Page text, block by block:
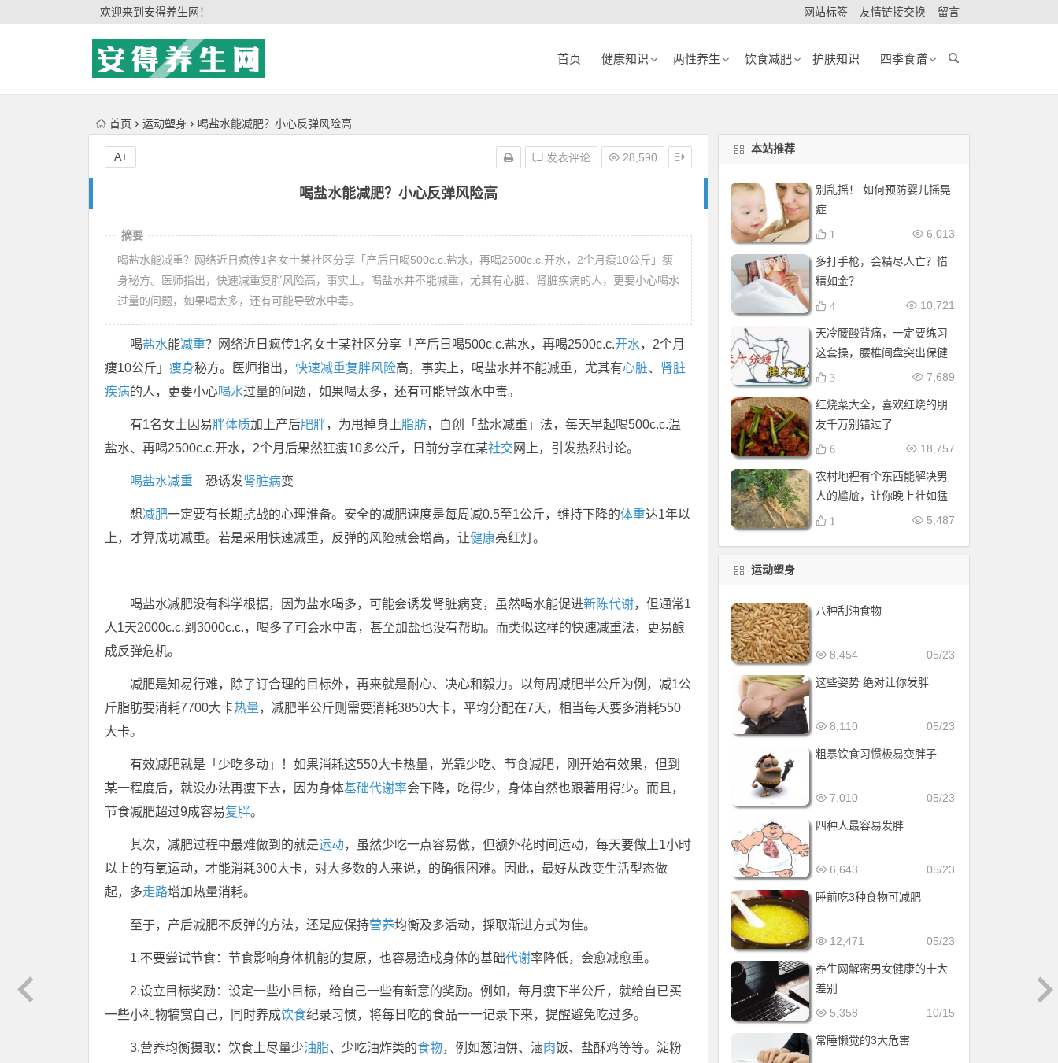
欢迎来到安得养生网！ 网站标签 友情链接交换 留言
首页 健康知识 两性养生 饮食减肥 护肤知识 四季食谱
首页 运动塑身 喝盐水能减肥？小心反弹风险高
喝盐水能减肥？小心反弹风险高
发表评论 28,590
A+
摘要
喝盐水能减重？网络近日疯传1名女士某社区分享「产后日喝500c.c.盐水，再喝2500c.c.开水，2个月瘦10公斤」瘦
身秘方。医师指出，快速减重复胖风险高，事实上，喝盐水并不能减重，尤其有心脏、肾脏疾病的人，更要小心喝水
过量的问题，如果喝太多，还有可能导致水中毒。
喝盐水能减重？网络近日疯传1名女士某社区分享「产后日喝500c.c.盐水，再喝2500c.c.开水，2个月
瘦10公斤」 瘦身秘方。医师指出， 快速减重复胖风险高，事实上，喝盐水并不能减重，尤其有心脏、 肾脏
疾病的人，更要小心喝水过量的问题，如果喝太多，还有可能导致水中毒。
有1名女士因易胖体质加上产后肥胖，为甩掉身上脂肪，自创「盐水减重」法，每天早起喝500c.c.温
盐水、再喝2500c.c.开水，2个月后果然狂瘦10多公斤，日前分享在某社交 网上，引发热烈讨论。
喝盐水减重 恐诱发肾脏病变
想减肥一定要有长期抗战的心理淮备。安全的减肥速度是每周减0.5至1公斤，维持下降的体重达1年以
上，才算成功减重。若是采用快速减重，反弹的风险就会增高，让健康亮红灯。
喝盐水减肥没有科学根据，因为盐水喝多，可能会诱发肾脏病变，虽然喝水能促进新陈代谢，但通常1
人1天2000c.c.到3000c.c.，喝多了可会水中毒，甚至加盐也没有帮助。而类似这样的快速减重法，更易酿
成反弹危机。
减肥是知易行难，除了订合理的目标外，再来就是耐心、决心和毅力。以每周减肥半公斤为例，减1公
斤脂肪要消耗7700大卡热量，减肥半公斤则需要消耗3850大卡，平均分配在7天，相当每天要多消耗550
大卡。
有效减肥就是「少吃多动」！如果消耗这550大卡热量，光靠少吃、节食减肥，刚开始有效果，但到
某一程度后，就没办法再瘦下去，因为身体基础代谢率会下降，吃得少，身体自然也跟著用得少。而且，
节食减肥超过9成容易复胖。
其次，减肥过程中最难做到的就是运动，虽然少吃一点容易做，但额外花时间运动，每天要做上1小时
以上的有氧运动，才能消耗300大卡，对大多数的人来说，的确很困难。因此，最好从改变生活型态做
起，多走路增加热量消耗。
至于，产后减肥不反弹的方法，还是应保持营养均衡及多活动，採取渐进方式为佳。
1.不要尝试节食：节食影响身体机能的复原，也容易造成身体的基础代谢率降低，会愈减愈重。
2.设立目标奖励：设定一些小目标，给自己一些有新意的奖励。例如，每月瘦下半公斤，就给自已买
一些小礼物犒赏自己，同时养成饮食纪录习惯，将每日吃的食品一一记录下来，提醒避免吃过多。
3.营养均衡摄取：饮食上尽量少油脂、少吃油炸类的食物，例如葱油饼、滷肉饭、盐酥鸡等等。淀粉
本站推荐
别乱摇！ 如何预防婴儿摇晃
症
6,013
1
多打手枪，会精尽人亡？惜
精如金？
10,721
4
天冷腰酸背痛，一定要练习
这套操，腰椎间盘突出保健
操，全套收好！每天十分钟
7,689
3
红烧菜大全，喜欢红烧的朋
友千万别错过了
18,757
6
农村地裡有个东西能解决男
人的尴尬，让你晚上壮如猛
牛床受不了
5,487
1
运动塑身
八种刮油食物
05/23
8,454
这些姿势 绝对让你发胖
05/23
8,110
粗暴饮食习惯极易变胖子
05/23
7,010
四种人最容易发胖
05/23
6,643
睡前吃3种食物可减肥
05/23
12,471
养生网解密男女健康的十大
差别
10/15
5,358
常睡懒觉的3大危害